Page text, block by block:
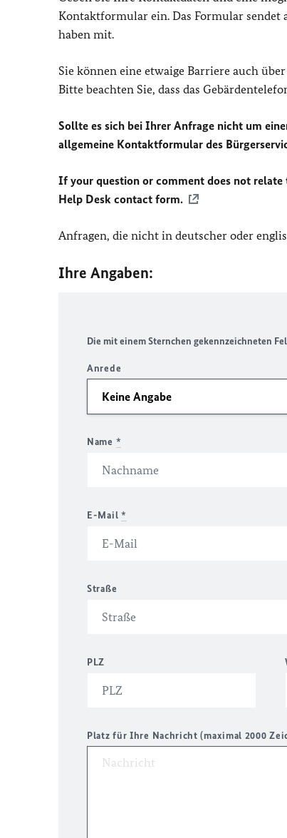
Kontaktformular ein. Das Formular sendet
haben mit.
Sie können eine etwaige Barriere auch
Bitte beachten Sie, dass das
Sollte es sich bei Ihrer Anfrage nicht um
allgemeine Kontaktformular des
If your question or comment does not relate
Help Desk contact form.
Anfragen, die nicht in deutscher oder
Ihre Angaben:
Die mit einem Sternchen gekennzeichneten
Anrede
Name *
E-Mail *
Straße
PLZ
Platz für Ihre Nachricht (maximal 2000